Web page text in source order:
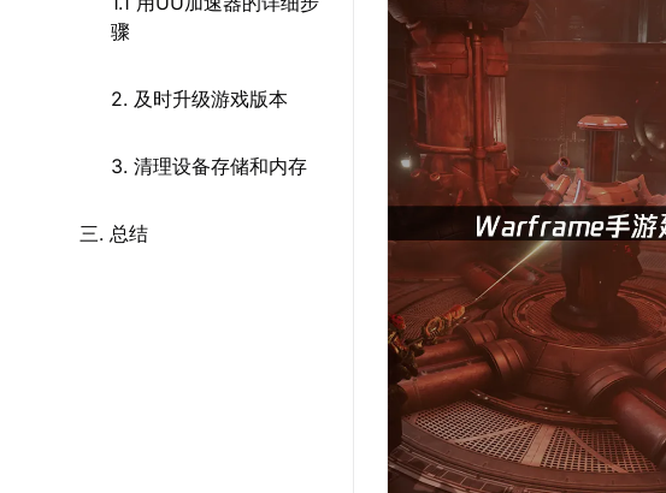
骤
2. 及时升级游戏版本
3. 清理设备存储和内存
三. 总结